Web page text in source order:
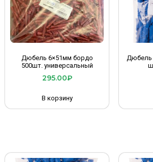
Дюбель 6×51мм бордо
500шт. универсальный
295.00₽
В корзину
Дюбель